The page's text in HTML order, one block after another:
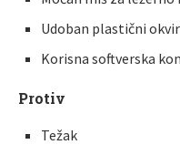
Udoban plastični okvir
Korisna softverska
Protiv
Težak